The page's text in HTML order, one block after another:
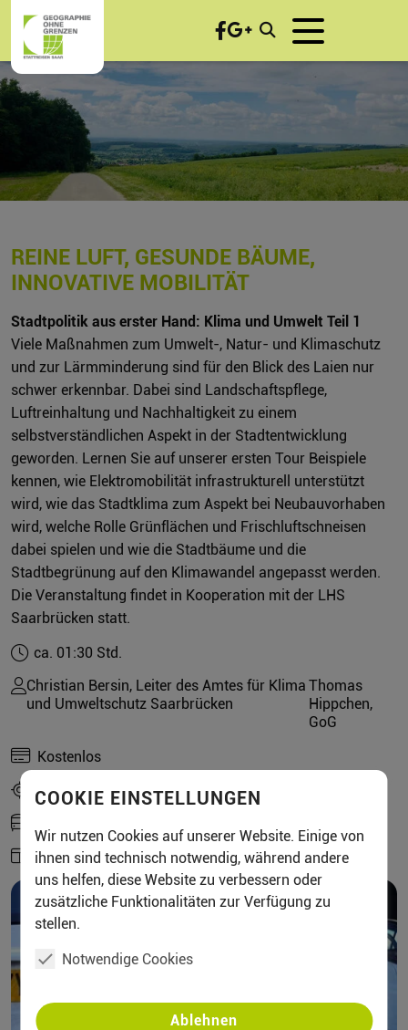
REINE LUFT, GESUNDE BÄUME,
INNOVATIVE MOBILITÄT
Stadtpolitik aus erster Hand: Klima und Umwelt Teil 1
Viele Maßnahmen zum Umwelt-, Natur- und Klimaschutz
und zur Lärmminderung sind für den Blick des Laien nur
schwer erkennbar. Dabei sind Landschaftspflege,
Luftreinhaltung und Nachhaltigkeit zu einem
selbstverständlichen Aspekt in der Stadtentwicklung
geworden. Lernen Sie auf unserer ersten Tour Beispiele
kennen, wie Elektromobilität infrastrukturell unterstützt
wird, wie das Stadtklima zum Aspekt bei Neubauvorhaben
wird, welche Rolle Grünflächen und Frischluftschneisen
dabei spielen und wie die Stadtbäume und die
Stadtbegrünung auf den Klimawandel angepasst werden.
Die Veranstaltung findet in Kooperation mit der LHS
Saarbrücken statt.
ca. 01:30 Std.
Christian Bersin, Leiter des Amtes für Klima
und Umweltschutz Saarbrücken
Thomas
Hippchen,
GoG
Kostenlos
SB, vor dem Hauptzugang des Hauptbahnhofs
Fahrplan:https://www.saarfahrplan.de
COOKIE EINSTELLUNGEN
Wir nutzen Cookies auf unserer Website. Einige von
ihnen sind technisch notwendig, während andere
uns helfen, diese Website zu verbessern oder
zusätzliche Funktionalitäten zur Verfügung zu
stellen.
Notwendige Cookies
Ablehnen